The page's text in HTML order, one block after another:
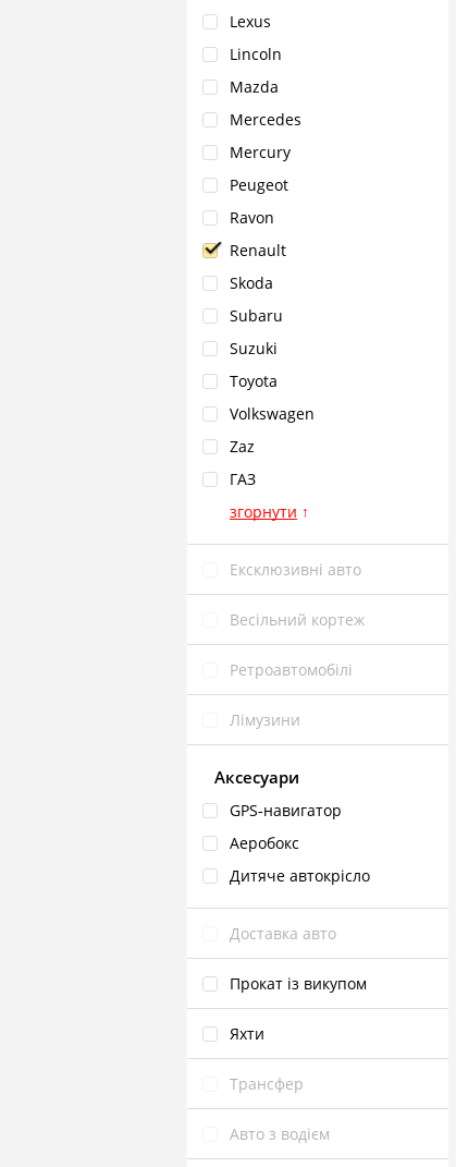
Lexus
Lincoln
Mazda
Mercedes
Mercury
Peugeot
Ravon
Renault
Skoda
Subaru
Suzuki
Toyota
Volkswagen
Zaz
ГАЗ
згорнути ↑
Ексклюзивні авто
Весільний кортеж
Ретроавтомобілі
Лімузини
Аксесуари
GPS‑навигатор
Аеробокс
Дитяче автокрісло
Доставка авто
Прокат із викупом
Яхти
Трансфер
Авто з водієм